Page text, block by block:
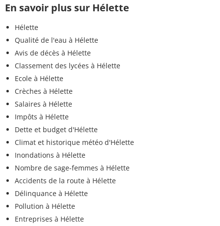
En savoir plus sur Hélette
Hélette
Qualité de l'eau à Hélette
Avis de décès à Hélette
Classement des lycées à Hélette
Ecole à Hélette
Crèches à Hélette
Salaires à Hélette
Impôts à Hélette
Dette et budget d'Hélette
Climat et historique météo d'Hélette
Inondations à Hélette
Nombre de sage-femmes à Hélette
Accidents de la route à Hélette
Délinquance à Hélette
Pollution à Hélette
Entreprises à Hélette